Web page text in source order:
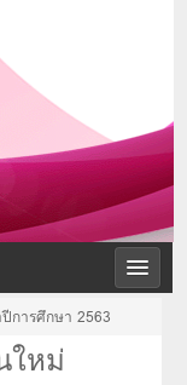
มน
ม
ใหม่
การศึกษา 2563